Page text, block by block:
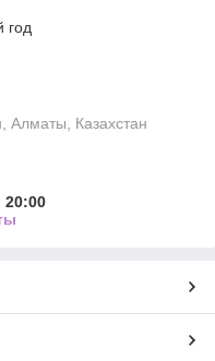
год
Алматы, Казахстан
20:00